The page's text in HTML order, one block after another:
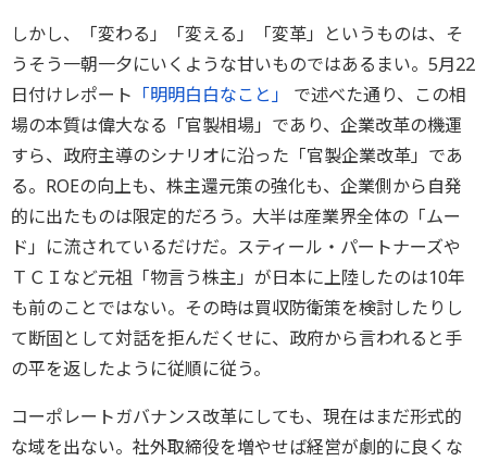
しかし、「変わる」「変える」「変革」というものは、そ
うそう一朝一夕にいくような甘いものではあるまい。5月22
日付けレポート 「明明白白なこと」
で述べた通り、この相
場の本質は偉大なる「官製相場」であり、企業改革の機運
すら、政府主導のシナリオに沿った「官製企業改革」であ
る。ROEの向上も、株主還元策の強化も、企業側から自発
的に出たものは限定的だろう。大半は産業界全体の「ムー
ド」に流されているだけだ。スティール・パートナーズや
ＴＣＩなど元祖「物言う株主」が日本に上陸したのは10年
も前のことではない。その時は買収防衛策を検討したりし
て断固として対話を拒んだくせに、政府から言われると手
の平を返したように従順に従う。
コーポレートガバナンス改革にしても、現在はまだ形式的
な域を出ない。社外取締役を増やせば経営が劇的に良くな